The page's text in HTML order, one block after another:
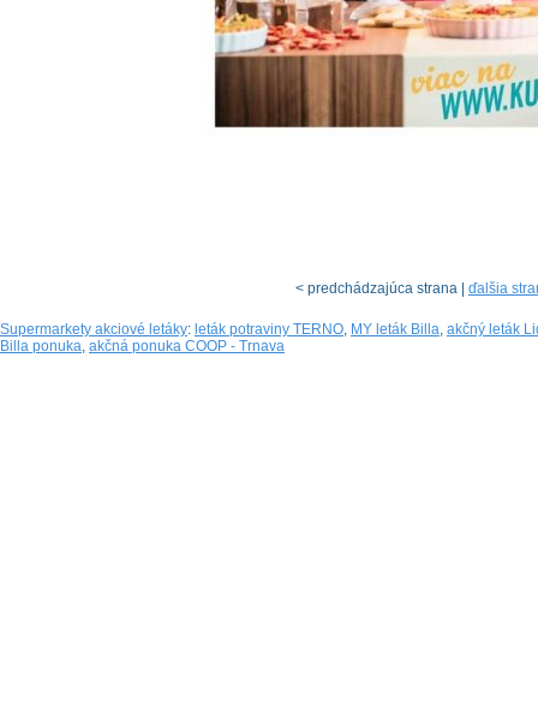
< predchádzajúca strana | ďalšia
Supermarkety akciové letáky: leták potraviny TERNO, MY leták Billa, akčný leták
Billa ponuka, akčná ponuka COOP - Trnava